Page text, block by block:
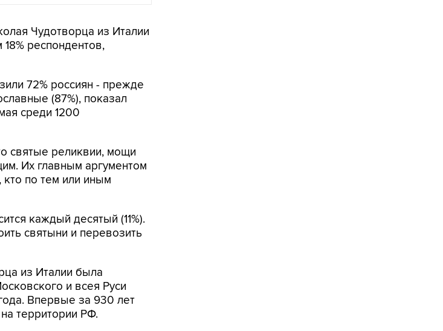
Чудотворца из Италии
респондентов,
72% россиян - прежде
(87%), показал
среди 1200
святые реликвии, мощи
Их главным аргументом
кто по тем или иным
каждый десятый (11%).
святыни и перевозить
из Италии была
и всея Руси
Впервые за 930 лет
территории РФ.